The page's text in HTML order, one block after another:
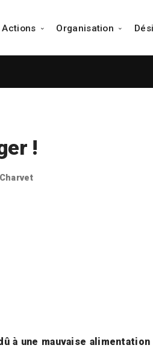
Actions Organisation
!
à une mauvaise alimentation